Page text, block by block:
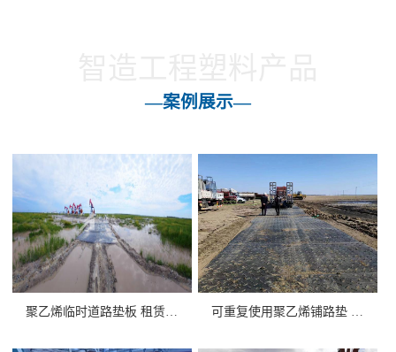
—案例展示—
聚乙烯临时道路垫板 租赁/销售 可重复使用聚乙烯铺路垫 高承重